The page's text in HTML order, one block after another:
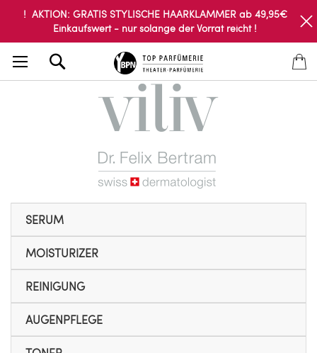
! AKTION: GRATIS STYLISCHE HAARKLAMMER ab 49,95€
Einkaufswert - nur solange der Vorrat reicht !
SERUM
MOISTURIZER
REINIGUNG
AUGENPFLEGE